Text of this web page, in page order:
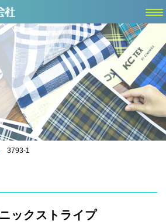
3793-1
ックストライプ